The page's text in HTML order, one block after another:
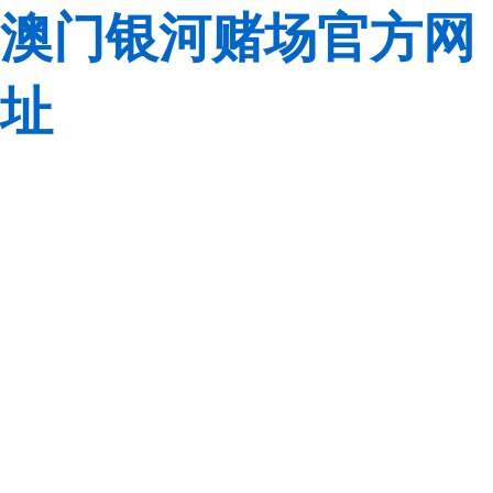
澳门银河赌场官方网
址